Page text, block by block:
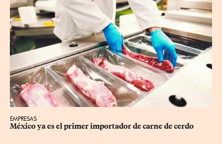
EMPRESAS
México ya es el primer importador de carne de cerdo